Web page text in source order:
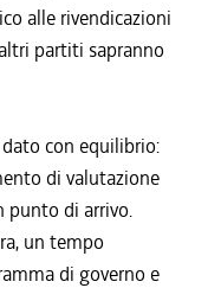
alle rivendicazioni
partiti sapranno
con equilibrio:
di valutazione
punto di arrivo.
un tempo
di governo e